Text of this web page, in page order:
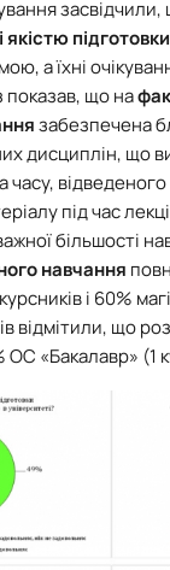
засвідчили,
підготовки
а їхні
показав, що на
забезпечена
дисциплін, що
часу,
під час
більшості
навчання
і 60%
відмітили, що
ОС «Бакалавр» (1